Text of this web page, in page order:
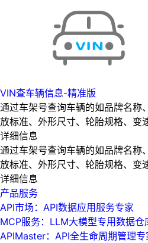
VIN查车辆信息-精准版
通过车架号查询车辆的如品牌名称
放标准、外形尺寸、轮胎规格、变
详细信息
通过车架号查询车辆的如品牌名称
放标准、外形尺寸、轮胎规格、变
详细信息
产品服务
API市场：API数据应用服务专家
MCP服务：LLM大模型专用数据仓
APIMaster：API全生命周期管理专